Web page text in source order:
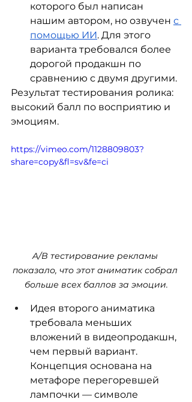
которого был написан
нашим автором, но озвучен с
помощью ИИ. Для этого
варианта требовался более
дорогой продакшн по
сравнению с двумя другими.
Результат тестирования ролика:
высокий балл по восприятию и
эмоциям.
https://vimeo.com/1128809803?
share=copy&fl=sv&fe=ci
A/B тестирование рекламы
показало, что этот аниматик собрал
больше всех баллов за эмоции.
Идея второго аниматика
требовала меньших
вложений в видеопродакшн,
чем первый вариант.
Концепция основана на
метафоре перегоревшей
лампочки — символе